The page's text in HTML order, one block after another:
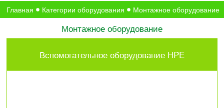
Главная Категории оборудования Монтажное оборудование
Монтажное оборудование
Вспомогательное оборудование HPE